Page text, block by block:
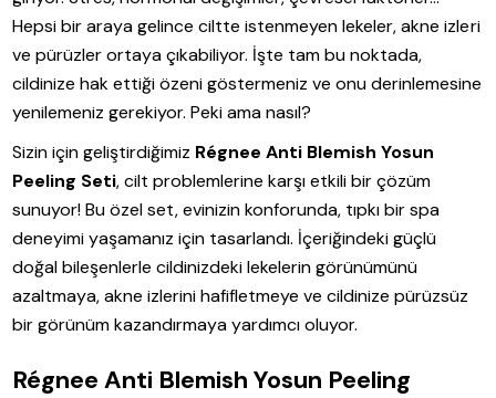
Hepsi bir araya gelince ciltte istenmeyen lekeler, akne izleri
ve pürüzler ortaya çıkabiliyor. İşte tam bu noktada,
cildinize hak ettiği özeni göstermeniz ve onu derinlemesine
yenilemeniz gerekiyor. Peki ama nasıl?
Sizin için geliştirdiğimiz Régnee Anti Blemish Yosun
Peeling Seti, cilt problemlerine karşı etkili bir çözüm
sunuyor! Bu özel set, evinizin konforunda, tıpkı bir spa
deneyimi yaşamanız için tasarlandı. İçeriğindeki güçlü
doğal bileşenlerle cildinizdeki lekelerin görünümünü
azaltmaya, akne izlerini hafifletmeye ve cildinize pürüzsüz
bir görünüm kazandırmaya yardımcı oluyor.
Régnee Anti Blemish Yosun Peeling